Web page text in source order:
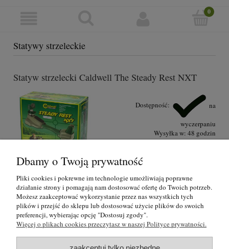
Statywy strzeleckie
Statyw strzelecki Caldwell The Steady Rest NXT
Dostępność: na
wyczerpaniu
Wysyłka w: 48 godzin
do koszyka
O nas
Regulamin i polityka prywatności
Dbamy o Twoją prywatność
Pliki cookies i pokrewne im technologie umożliwiają poprawne
działanie strony i pomagają nam dostosować ofertę do Twoich potrzeb.
Możesz zaakceptować wykorzystanie przez nas wszystkich tych
plików i przejść do sklepu lub dostosować użycie plików do swoich
preferencji, wybierając opcję "Dostosuj zgody".
Więcej o plikach cookies przeczytasz w naszej Polityce prywatności.